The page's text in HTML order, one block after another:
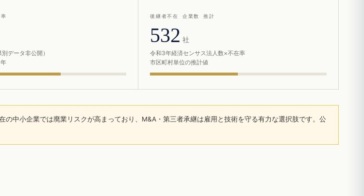
データ非公開）
後継者不在 企業数 推計
532 社
令和3年経済センサス法人数×不在率
市区町村単位の推計値
の中小企業では廃業リスクが高まっており、M&A・第三者承継は雇用と技術を守る有力な選択肢です。公